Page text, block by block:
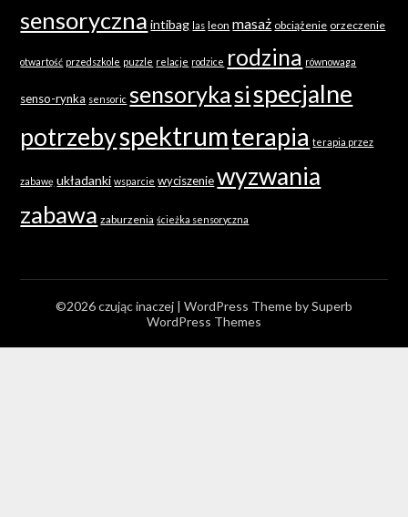
sensoryczna intibag las leon masaż obciążenie orzeczenie
otwartość przedszkole puzzle relacje rodzice rodzina równowaga
senso-rynka sensoric sensorykasispecjalne
potrzebyspektrumterapia terapia przez
zabawę układanki wsparcie wyciszenie wyzwania
zabawa zaburzenia ścieżka sensoryczna
©2026 czując inaczej | WordPress Theme bySuperb
WordPress Themes